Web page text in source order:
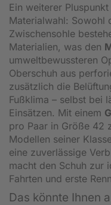
Ein weiterer
Materialwahl: Sowohl
Zwischensohle
Materialien, was den
umweltbewussteren
Oberschuh aus
zusätzlich die
Fußklima – selbst bei
Einsätzen. Mit einem
pro Paar in Größe 42
Modellen seiner
eine zuverlässige
macht den Schuh zur
Fahrten und erste
Das könnte Ihnen